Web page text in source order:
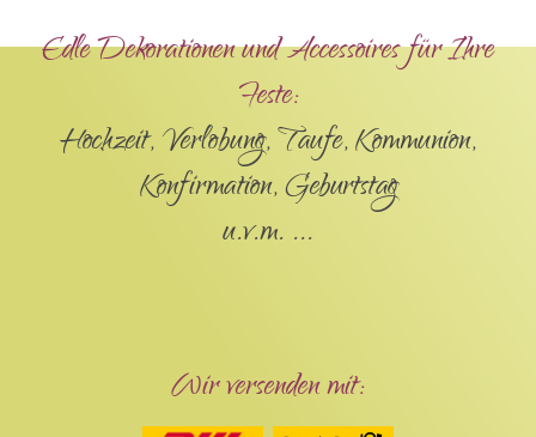
Edle Dekorationen und Accessoires für Ihre
Feste:
Hochzeit, Verlobung, Taufe, Kommunion,
Konfirmation, Geburtstag
u.v.m. ...
Wir versenden mit: